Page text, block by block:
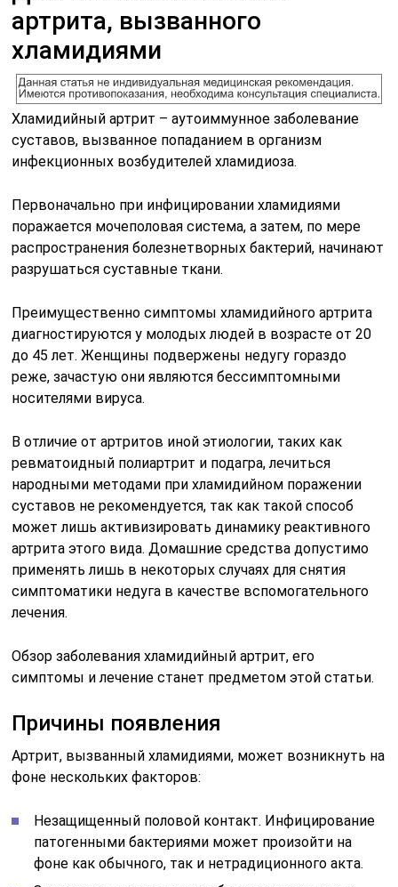
артрита, вызванного
хламидиями
Хламидийный артрит – аутоиммунное заболевание
суставов, вызванное попаданием в организм
инфекционных возбудителей хламидиоза.
Первоначально при инфицировании хламидиями
поражается мочеполовая система, а затем, по мере
распространения болезнетворных бактерий, начинают
разрушаться суставные ткани.
Преимущественно симптомы хламидийного артрита
диагностируются у молодых людей в возрасте от 20
до 45 лет. Женщины подвержены недугу гораздо
реже, зачастую они являются бессимптомными
носителями вируса.
В отличие от артритов иной этиологии, таких как
ревматоидный полиартрит и подагра, лечиться
народными методами при хламидийном поражении
суставов не рекомендуется, так как такой способ
может лишь активизировать динамику реактивного
артрита этого вида. Домашние средства допустимо
применять лишь в некоторых случаях для снятия
симптоматики недуга в качестве вспомогательного
лечения.
Обзор заболевания хламидийный артрит, его
симптомы и лечение станет предметом этой статьи.
Причины появления
Артрит, вызванный хламидиями, может возникнуть на
фоне нескольких факторов:
Незащищенный половой контакт. Инфицирование
патогенными бактериями может произойти на
фоне как обычного, так и нетрадиционного акта.